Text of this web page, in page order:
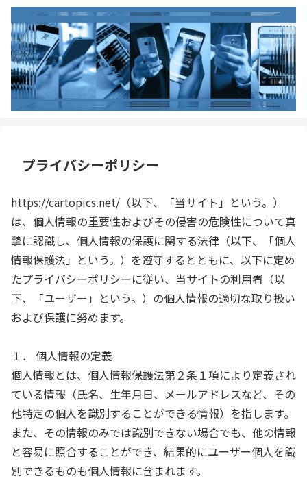
プライバシーポリシー
https://cartopics.net/（以下、「当サイト」という。）
は、個人情報の重要性およびその侵害の危険性について真
摯に認識し、個人情報の保護に関する法律（以下、「個人
情報保護法」という。）を遵守するとともに、以下に定め
たプライバシーポリシーに従い、当サイトの利用者（以
下、「ユーザー」という。）の個人情報の適切な取り扱い
および保護に努めます。
１． 個人情報の定義
個人情報とは、個人情報保護法第２条１項により定義され
ている情報（氏名、生年月日、メールアドレスなど、その
他特定の個人を識別することができる情報）を指します。
また、その情報のみでは識別できない場合でも、他の情報
と容易に照合することができ、結果的にユーザー個人を識
別できるものも個人情報に含まれます。